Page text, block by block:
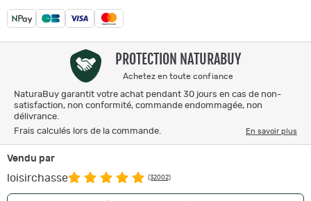
PROTECTION NATURABUY
Achetez en toute confiance
NaturaBuy garantit votre achat pendant 30 jours en cas de non-
satisfaction, non conformité, commande endommagée, non
délivrance.
Frais calculés lors de la commande.
En savoir plus
Vendu par
loisirchasse (32002)